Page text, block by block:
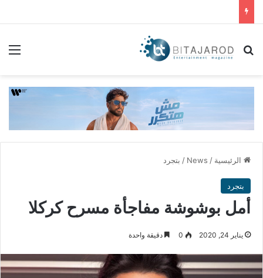
بحث عن
الرئيسية /
News
/ بتجرد
بتجرد
أمل بوشوشة مفاجأة مسرح كركلا
يناير 24, 2020 0 دقيقة واحدة